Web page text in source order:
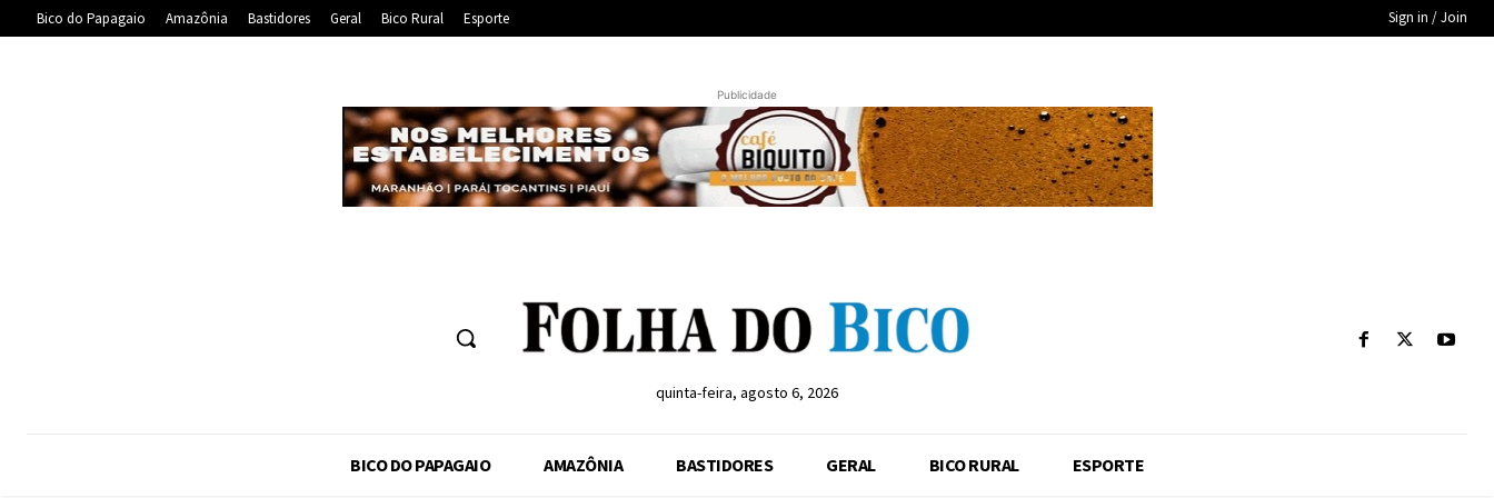
Bico do Papagaio Amazônia Bastidores Geral Bico Rural Esporte Sign in / Join
Publicidade
quinta-feira, agosto 6, 2026
BICO DO PAPAGAIO AMAZÔNIA BASTIDORES GERAL BICO RURAL ESPORTE